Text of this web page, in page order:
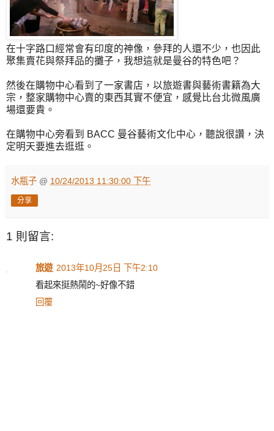
在十字路口經常會有印度的神像，參拜的人還不少，也因此
聚集賣花與祭拜品的攤子，我想這就是曼谷的特色吧？
然後在購物中心看到了一家書店，以旅遊書與藝術書籍為大
宗，整家購物中心賣的東西其實不便宜，感覺比台北微風廣
場還要貴。
在購物中心旁看到 BACC 曼谷藝術文化中心，聽說很讚，決
定明天要進去逛逛。
水瓶子 @ 10/24/2013 11:30:00 下午
分享
1 則留言:
旅遊 2013年10月25日 下午2:10
看起來挺熱鬧的~好像不錯
回覆